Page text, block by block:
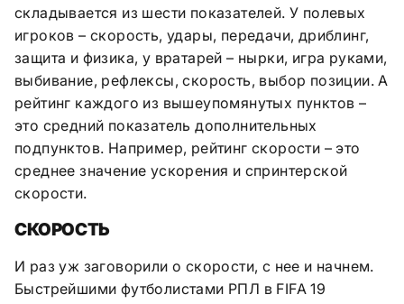
складывается из шести показателей. У полевых
игроков – скорость, удары, передачи, дриблинг,
защита и физика, у вратарей – нырки, игра руками,
выбивание, рефлексы, скорость, выбор позиции. А
рейтинг каждого из вышеупомянутых пунктов –
это средний показатель дополнительных
подпунктов. Например, рейтинг скорости – это
среднее значение ускорения и спринтерской
скорости.
СКОРОСТЬ
И раз уж заговорили о скорости, с нее и начнем.
Быстрейшими футболистами РПЛ в FIFA 19